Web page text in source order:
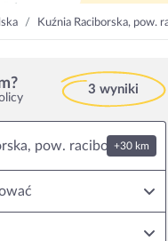
Kuźnia Raciborska, pow.
3 wyniki
+30 km